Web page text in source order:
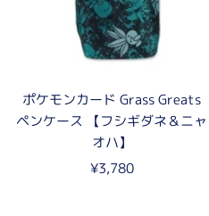
ポケモンカード Grass Greats
ペンケース 【フシギダネ＆ニャ
オハ】
セ
¥3,780